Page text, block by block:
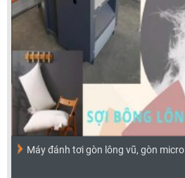
Máy đánh tơi gòn lông vũ, gòn micro